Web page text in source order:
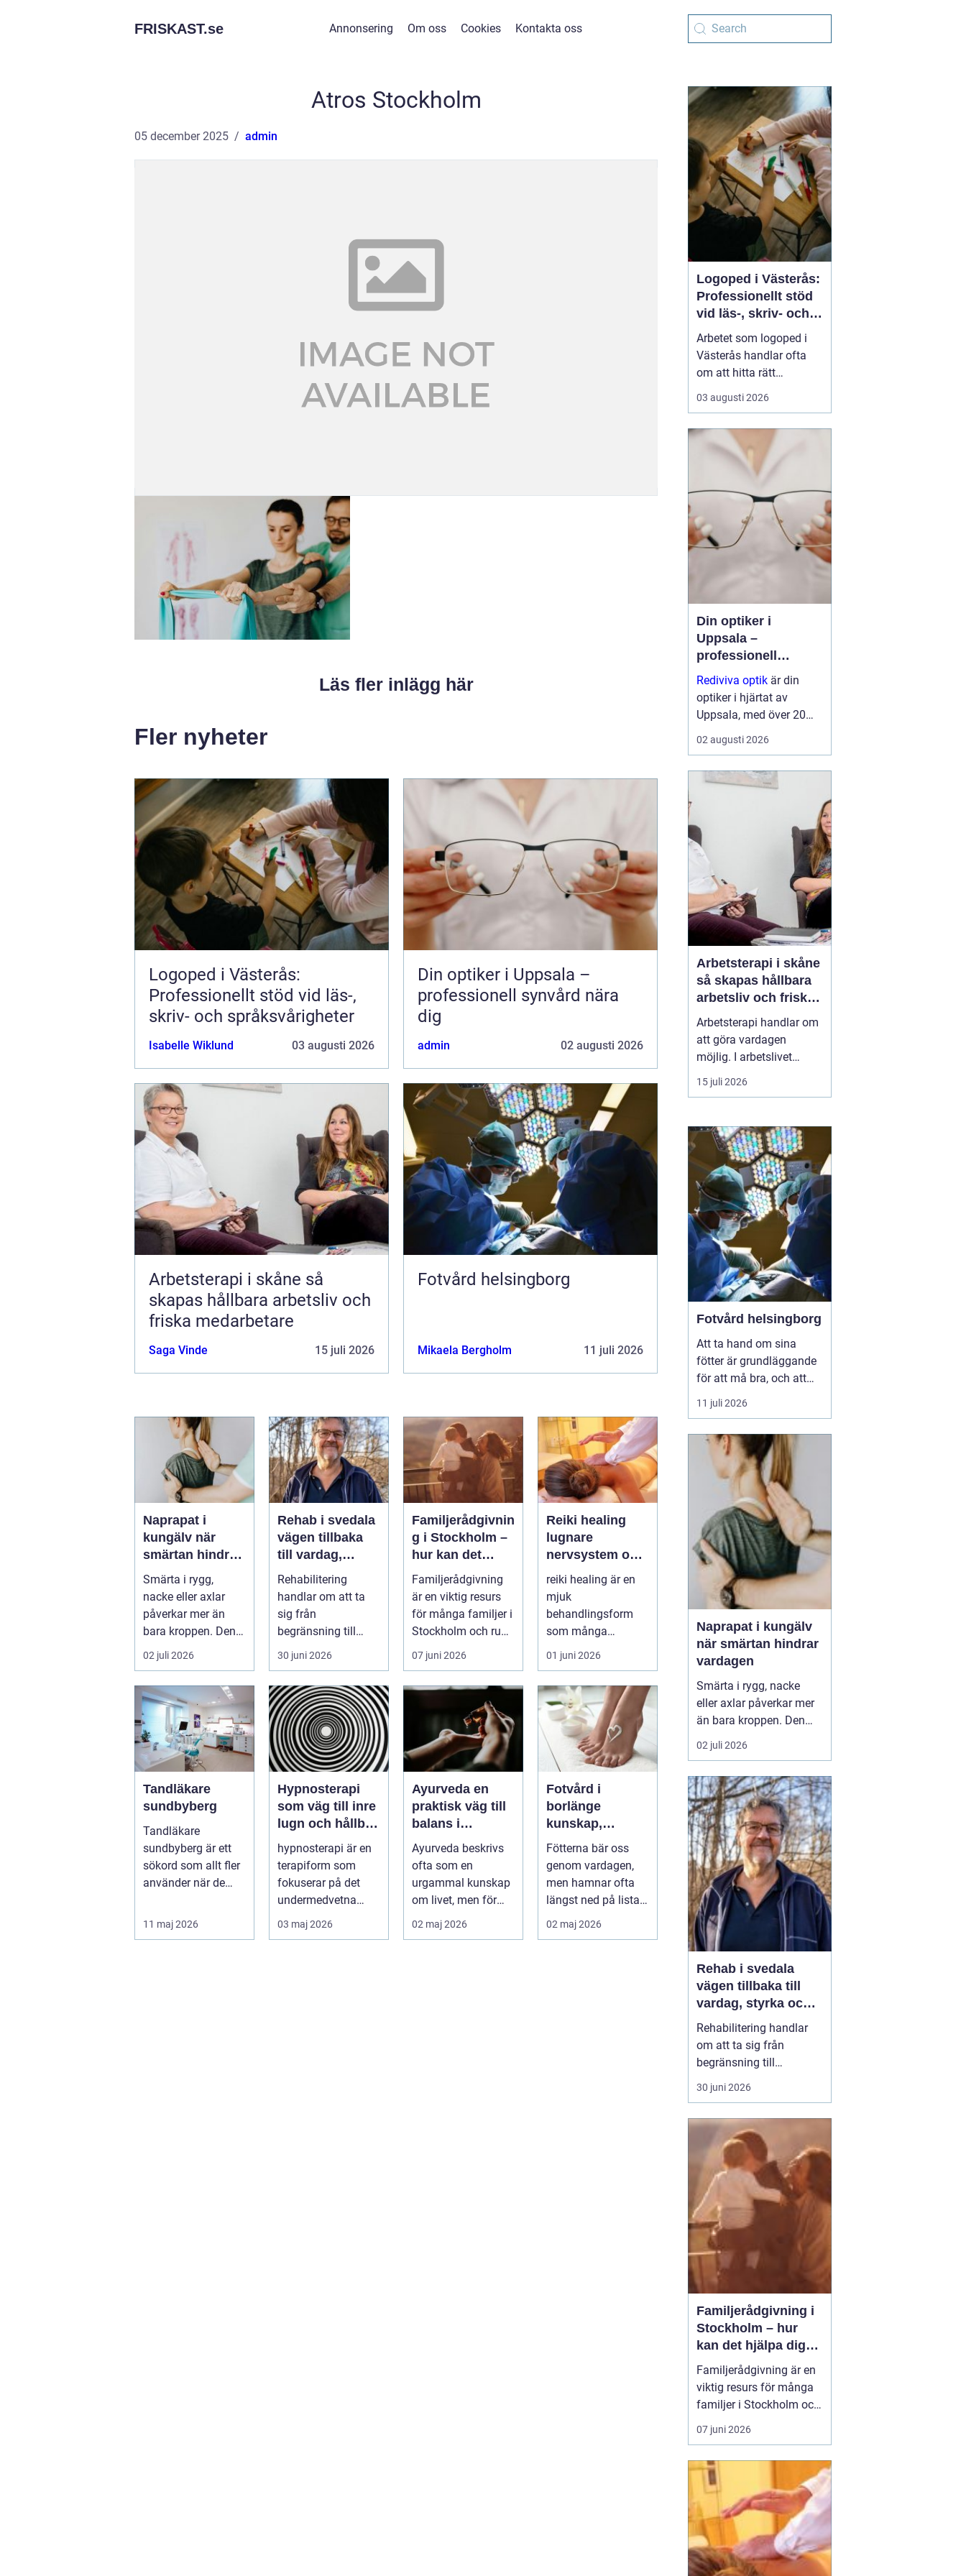
FRISKAST.se Annonsering Om oss Cookies Kontakta oss
Atros Stockholm
05 december 2025 admin
Läs fler inlägg här
Fler nyheter
Logoped i Västerås:
Professionellt stöd vid läs-,
skriv- och språksvårigheter
Isabelle Wiklund 03 augusti 2026
Din optiker i Uppsala –
professionell synvård nära
dig
admin 02 augusti 2026
Arbetsterapi i skåne så
skapas hållbara arbetsliv och
friska medarbetare
Saga Vinde 15 juli 2026
Fotvård helsingborg
Mikaela Bergholm 11 juli 2026
Naprapat i
kungälv när
smärtan hindrar
vardagen
Smärta i rygg,
nacke eller axlar
påverkar mer än
bara kroppen. Den
kan störa sömnen,
göra det svårt ...
02 juli 2026
Rehab i svedala
vägen tillbaka
till vardag,
styrka och
balans
Rehabilitering
handlar om att ta
sig från
begränsning till
möjligheter. Efter en
skada, sjukdom
elle...
30 juni 2026
Familjerådgivnin
g i Stockholm –
hur kan det
hjälpa dig och
din familj
Familjerådgivning
är en viktig resurs
för många familjer i
Stockholm och runt
07 juni 2026
Reiki healing
lugnare
nervsystem och
mer balans i
vardagen
reiki healing är en
mjuk
behandlingsform
som många
använder som ett
komplement till
annan vård. Foku...
01 juni 2026
Tandläkare
sundbyberg
Tandläkare
sundbyberg är ett
sökord som allt fler
använder när de
tillgänglig ...
11 maj 2026
Hypnosterapi
som väg till inre
lugn och hållbar
förändring
hypnosterapi är en
terapiform som
fokuserar på det
undermedvetna
sinnet för att skapa
djup och hållb...
03 maj 2026
Ayurveda en
praktisk väg till
balans i
vardagen
Ayurveda beskrivs
ofta som en
urgammal kunskap
om livet, men för
många handlar
frågan om något
02 maj 2026
Fotvård i
borlänge
kunskap,
omtanke och
friska fötter året
runt
Fötterna bär oss
genom vardagen,
men hamnar ofta
längst ned på listan
över egenvård.
Många vänjer si...
02 maj 2026
Logoped i Västerås:
Professionellt stöd
vid läs-, skriv- och
språksvårigheter
Arbetet som logoped i
Västerås handlar ofta
om att hitta rätt
kompetens för utredning,
behandling och
svårigheter med språk,
tal, läsning, skrivning
eller matematik. Många
vänder si...
03 augusti 2026
Din optiker i
Uppsala –
professionell
synvård nära dig
Rediviva optik är din
optiker i hjärtat av
Uppsala, med över 20
års erfarenhet av att
hjälpa invånarna i
och erbjuder ett brett
02 augusti 2026
Arbetsterapi i skåne
så skapas hållbara
arbetsliv och friska
medarbetare
Arbetsterapi handlar om
att göra vardagen
möjlig. I arbetslivet
betyder det att skapa
förutsättningar för
arbeta, må bra och orka
över tid. I Skåne växer
behovet av strukturerad
rehabilitering, smarta
arbetsplatsanalyser och
hållb...
15 juli 2026
Fotvård helsingborg
Att ta hand om sina
fötter är grundläggande
för att må bra, och att
unna sig professionell
fotvård kan vara en
invånarna i Helsingborg
finns möjligheten att
njuta av fotvård som
kombinerar både
behandling och
avkoppling, vilket s...
11 juli 2026
Naprapat i kungälv
när smärtan hindrar
vardagen
Smärta i rygg, nacke
eller axlar påverkar mer
än bara kroppen. Den
kan störa sömnen, göra
det svårt att koncentrera
energin från allt som
annars brukar kännas
roligt. Många vänjer sig
successivt vid värken
och tänker att den går ...
02 juli 2026
Rehab i svedala
vägen tillbaka till
vardag, styrka och
balans
Rehabilitering handlar
om att ta sig från
begränsning till
möjligheter. Efter en
skada, sjukdom eller
kroppen kännas
främmande och
vardagen tung. Med rätt
stöd inom rehab Svedala
k...
30 juni 2026
Familjerådgivning i
Stockholm – hur
kan det hjälpa dig
och din familj
Familjerådgivning är en
viktig resurs för många
familjer i Stockholm och
runt om i Sverige.
Genom att ta emot stöd
erfarna terapeuter kan
familjer lösa konflikter,
förbättra kom...
07 juni 2026